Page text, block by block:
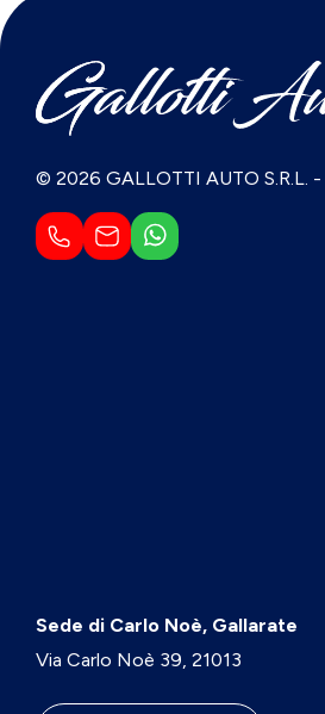
© 2026 GALLOTTI AUTO S.R.L. -
Sede di Carlo Noè, Gallarate
Via Carlo Noè 39, 21013